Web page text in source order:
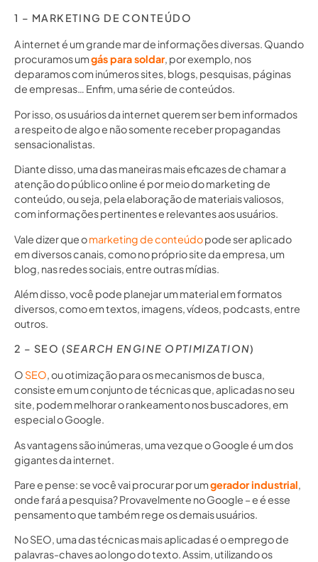
1 – MARKETING DE CONTEÚDO
A internet é um grande mar de informações diversas. Quando
procuramos umgás para soldar, por exemplo, nos
deparamos com inúmeros sites, blogs, pesquisas, páginas
de empresas… Enfim, uma série de conteúdos.
Por isso, os usuários da internet querem ser bem informados
a respeito de algo e não somente receber propagandas
sensacionalistas.
Diante disso, uma das maneiras mais eficazes de chamar a
atenção do público online é por meio do marketing de
conteúdo, ou seja, pela elaboração de materiais valiosos,
com informações pertinentes e relevantes aos usuários.
Vale dizer que omarketing de conteúdopode ser aplicado
em diversos canais, como no próprio site da empresa, um
blog, nas redes sociais, entre outras mídias.
Além disso, você pode planejar um material em formatos
diversos, como em textos, imagens, vídeos, podcasts, entre
outros.
2 – SEO (SEARCH ENGINE OPTIMIZATION)
O SEO, ou otimização para os mecanismos de busca,
consiste em um conjunto de técnicas que, aplicadas no seu
site, podem melhorar o rankeamento nos buscadores, em
especial o Google.
As vantagens são inúmeras, uma vez que o Google é um dos
gigantes da internet.
Pare e pense: se você vai procurar por umgerador industrial,
onde fará a pesquisa? Provavelmente no Google – e é esse
pensamento que também rege os demais usuários.
No SEO, uma das técnicas mais aplicadas é o emprego de
palavras-chaves ao longo do texto. Assim, utilizando os